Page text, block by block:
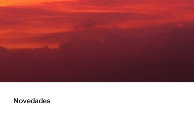
Novedades